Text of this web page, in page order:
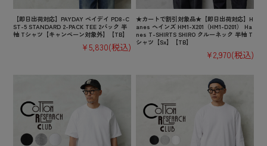
【即日出荷対応】PAYDAY ペイデイ PD8-C
ST-5 STANDARD 2-PACK TEE 2パック 半
袖 Tシャツ【キャンペーン対象外】【TB】
¥5,830(税込)
★カートで割引対象品★【即日出荷対応】H
anes ヘインズ HM1-X201（HM1-D201） Ha
nes T-SHIRTS SHIRO クルーネック 半袖 T
シャツ【Sx】【TB】
¥2,970(税込)